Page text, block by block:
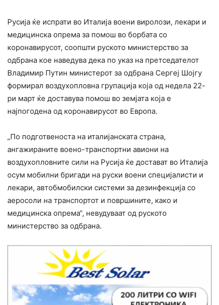
Русија ќе испрати во Италија воени виролози, лекари и
медицинска опрема за помош во борбата со
коронавирусот, соопшти руското министерство за
одбрана кое наведува дека по указ на претседателот
Владимир Путин министерот за одбрана Сергеј Шојгу
формирал воздухопловна групација која од недела 22-
ри март ќе доставува помош во земјата која е
најпогодена од коронавирусот во Европа.
„По подготвеноста на италијанската страна,
ангажираните воено-транспортни авиони на
воздухопловните сили на Русија ќе достават во Италија
осум мобилни бригади на руски воени специјалисти и
лекари, автобмобилски системи за дезинфекција со
аеросоли на транспортот и површините, како и
медицинска опрема“, невудуваат од руското
министерство за одбрана.